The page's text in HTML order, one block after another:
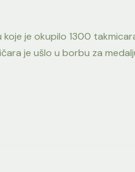
je okupilo 1300
je ušlo u borbu za